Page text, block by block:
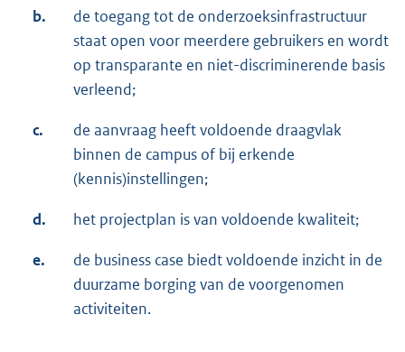
b.
de toegang tot de onderzoeksinfrastructuur
staat open voor meerdere gebruikers en wordt
op transparante en niet-discriminerende basis
verleend;
c.
de aanvraag heeft voldoende draagvlak
binnen de campus of bij erkende
(kennis)instellingen;
d. het projectplan is van voldoende kwaliteit;
e.
de business case biedt voldoende inzicht in de
duurzame borging van de voorgenomen
activiteiten.